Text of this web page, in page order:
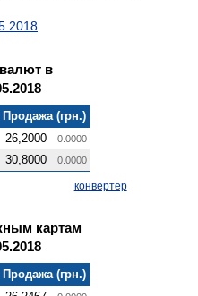
в
Продажа (грн.)
26,2000 0.0000
30,8000 0.0000
конвертер
картам
Продажа (грн.)